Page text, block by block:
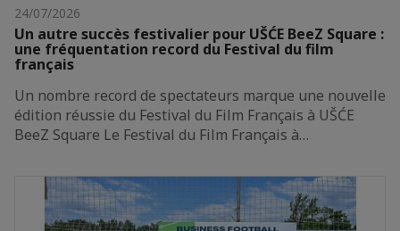
24/07/2026
Un autre succès festivalier pour UŠĆE BeeZ Square :
une fréquentation record du Festival du film
français
Un nombre record de spectateurs marque une nouvelle
édition réussie du Festival du Film Français à UŠĆE
BeeZ Square Le Festival du Film Français à…